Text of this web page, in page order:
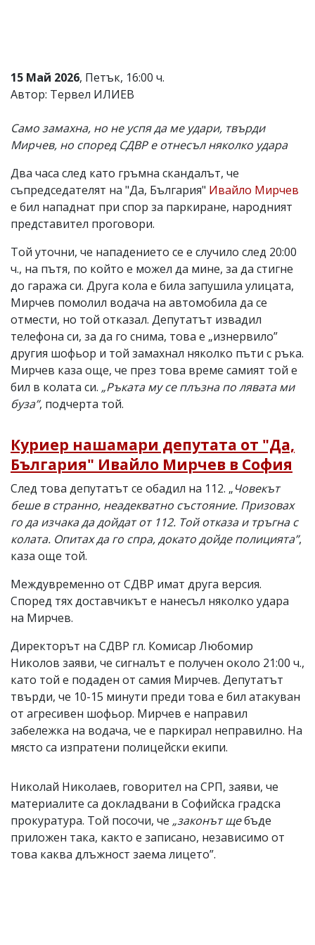
15 Май 2026, Петък, 16:00 ч.
Автор: Тервел ИЛИЕВ
Само замахна, но не успя да ме удари, твърди
Мирчев, но според СДВР е отнесъл няколко удара
Два часа след като гръмна скандалът, че
съпредседателят на "Да, България" Ивайло Мирчев
е бил нападнат при спор за паркиране, народният
представител проговори.
Той уточни, че нападението се е случило след 20:00
ч., на пътя, по който е можел да мине, за да стигне
до гаража си. Друга кола е била запушила улицата,
Мирчев помолил водача на автомобила да се
отмести, но той отказал. Депутатът извадил
телефона си, за да го снима, това е „изнервило”
другия шофьор и той замахнал няколко пъти с ръка.
Мирчев каза още, че през това време самият той е
бил в колата си. „Ръката му се плъзна по лявата ми
буза”, подчерта той.
Куриер нашамари депутата от "Да,
България" Ивайло Мирчев в София
След това депутатът се обадил на 112. „Човекът
беше в странно, неадекватно състояние. Призовах
го да изчака да дойдат от 112. Той отказа и тръгна с
колата. Опитах да го спра, докато дойде полицията”,
каза още той.
Междувременно от СДВР имат друга версия.
Според тях доставчикът е нанесъл няколко удара
на Мирчев.
Директорът на СДВР гл. Комисар Любомир
Николов заяви, че сигналът е получен около 21:00 ч.,
като той е подаден от самия Мирчев. Депутатът
твърди, че 10-15 минути преди това е бил атакуван
от агресивен шофьор. Мирчев е направил
забележка на водача, че е паркирал неправилно. На
място са изпратени полицейски екипи.
Николай Николаев, говорител на СРП, заяви, че
материалите са докладвани в Софийска градска
прокуратура. Той посочи, че „законът щебъде
приложен така, както е записано, независимо от
това каква длъжност заема лицето”.